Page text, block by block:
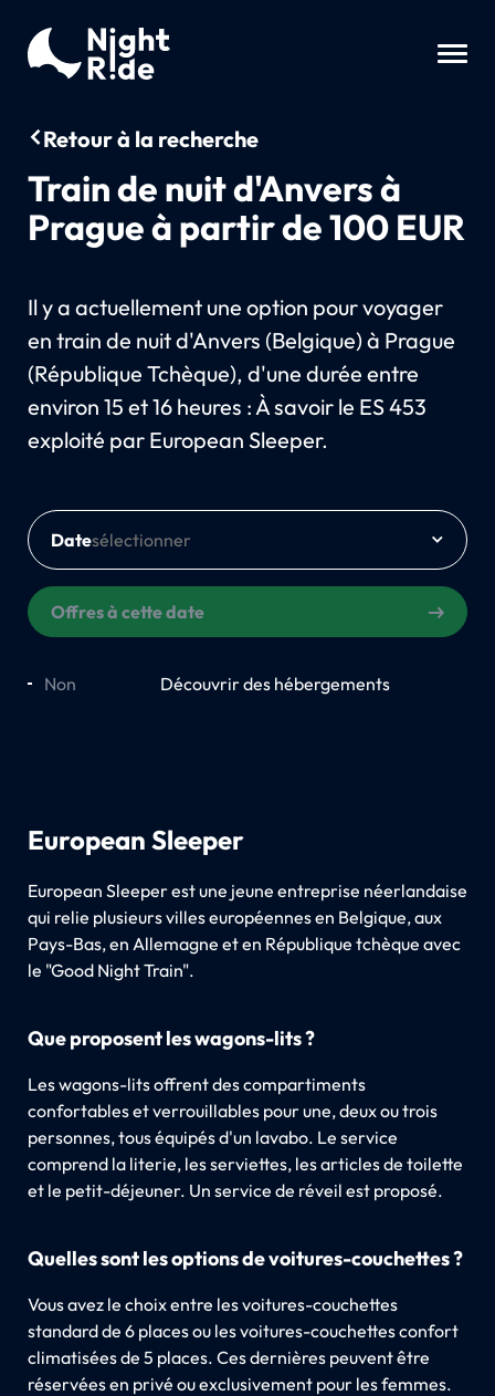
Retour à la recherche
Train de nuit d'Anvers à
Prague à partir de 100 EUR
Il y a actuellement une option pour voyager
en train de nuit d'Anvers (Belgique) à Prague
(République Tchèque), d'une durée entre
environ 15 et 16 heures : À savoir le ES 453
exploité par European Sleeper.
Date
Offres à cette date
Non Découvrir des hébergements
European Sleeper
European Sleeper est une jeune entreprise néerlandaise
qui relie plusieurs villes européennes en Belgique, aux
Pays-Bas, en Allemagne et en République tchèque avec
le "Good Night Train".
Que proposent les wagons-lits ?
Les wagons-lits offrent des compartiments
confortables et verrouillables pour une, deux ou trois
personnes, tous équipés d'un lavabo. Le service
comprend la literie, les serviettes, les articles de toilette
et le petit-déjeuner. Un service de réveil est proposé.
Quelles sont les options de voitures-couchettes ?
Vous avez le choix entre les voitures-couchettes
standard de 6 places ou les voitures-couchettes confort
climatisées de 5 places. Ces dernières peuvent être
réservées en privé ou exclusivement pour les femmes.